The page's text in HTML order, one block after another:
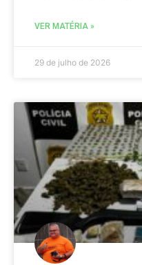
VER MATÉRIA »
29 de julho de 2026